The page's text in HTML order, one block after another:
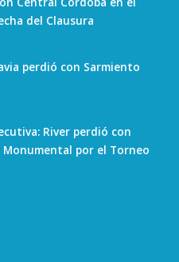
del Clausura
perdió con Sarmiento
River perdió con
por el Torneo